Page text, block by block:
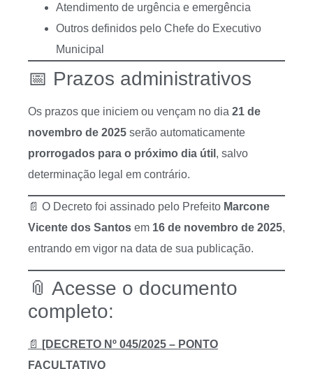
Atendimento de urgência e emergência
Outros definidos pelo Chefe do Executivo
Municipal
📅 Prazos administrativos
Os prazos que iniciem ou vençam no dia 21 de
novembro de 2025 serão automaticamente
prorrogados para o próximo dia útil , salvo
determinação legal em contrário.
📄 O Decreto foi assinado pelo Prefeito Marcone
Vicente dos Santos em 16 de novembro de 2025,
entrando em vigor na data de sua publicação.
📎 Acesse o documento
completo:
📄
[DECRETO Nº 045/2025 – PONTO
FACULTATIVO